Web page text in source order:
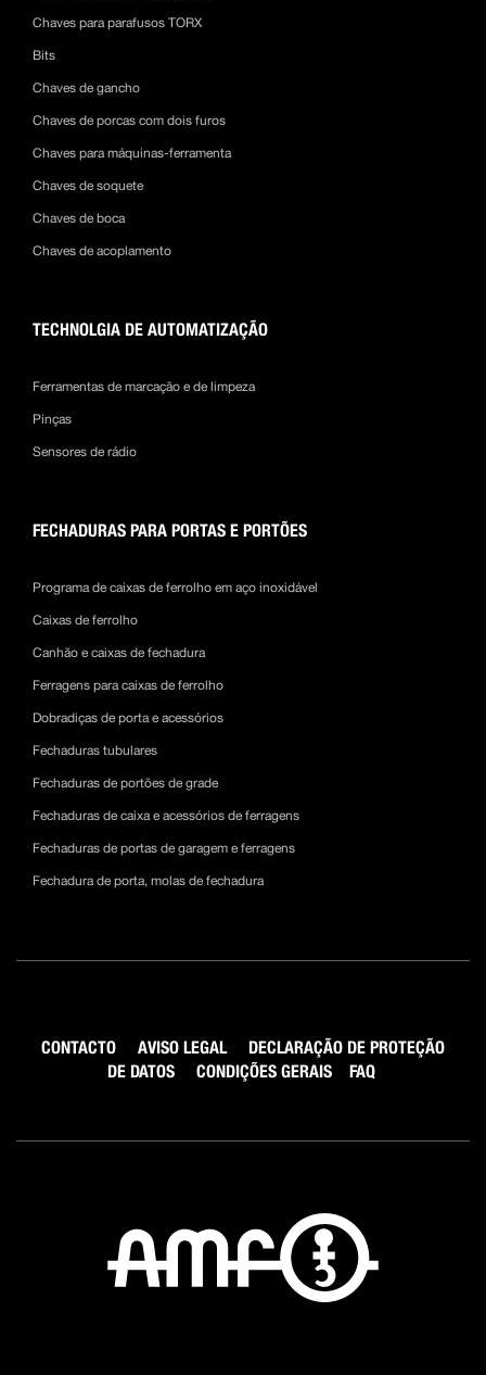
Chaves para parafusos TORX
Bits
Chaves de gancho
Chaves de porcas com dois furos
Chaves para máquinas-ferramenta
Chaves de soquete
Chaves de boca
Chaves de acoplamento
TECHNOLGIA DE AUTOMATIZAÇÃO
Ferramentas de marcação e de limpeza
Pinças
Sensores de rádio
FECHADURAS PARA PORTAS E PORTÕES
Programa de caixas de ferrolho em aço inoxidável
Caixas de ferrolho
Canhão e caixas de fechadura
Ferragens para caixas de ferrolho
Dobradiças de porta e acessórios
Fechaduras tubulares
Fechaduras de portões de grade
Fechaduras de caixa e acessórios de ferragens
Fechaduras de portas de garagem e ferragens
Fechadura de porta, molas de fechadura
CONTACTO AVISO LEGAL
DECLARAÇÃO DE PROTEÇÃO
DE DATOS
CONDIÇÕES GERAIS FAQ